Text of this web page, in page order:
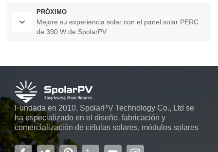
PRÓXIMO
Mejore su experiencia solar con el panel solar PERC
de 390 W de SpolarPV
Fundada en 2010, SpolarPV Technology Co., Ltd se
ha especializado en el diseño, fabricación y
comercialización de células solares, módulos solares
y sistemas de energía solar. La empresa, ubicada en
la capital de la provincia de Jiangsu, Nanjing, con una